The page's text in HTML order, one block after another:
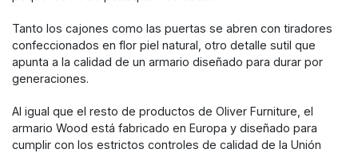
Tanto los cajones como las puertas se abren con tiradores
confeccionados en flor piel natural, otro detalle sutil que
apunta a la calidad de un armario diseñado para durar por
generaciones.
Al igual que el resto de productos de Oliver Furniture, el
armario Wood está fabricado en Europa y diseñado para
cumplir con los estrictos controles de calidad de la Unión